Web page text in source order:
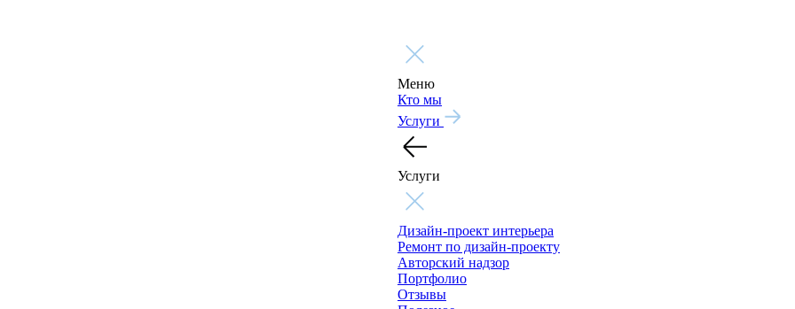
Меню
Кто мы
Услуги
Услуги
Дизайн-проект интерьера
Ремонт по дизайн-проекту
Авторский надзор
Портфолио
Отзывы